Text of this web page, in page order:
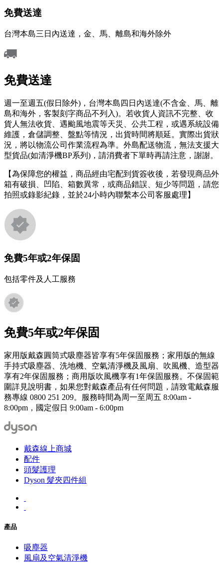
免費送達
台灣本島三日內送達，金、馬、離島和海外除外
免費送達
週一至週五(假日除外)，台灣本島四日內送達(不含金、馬、離
島和海外，客製刻字商品不列入)。若收貨人資訊不完整、收
貨人無法收貨、遇颱風地震等天災、公共工程，或遇系統設備
維護，倉儲調整、盤點等情況，出貨時間將順延。實際出貨狀
況，將以物流公司作業流程為準。外島配送物流，無法支援大
型貨品(如清淨機BP系列)，請消費者下單時再請注意，謝謝。
【為保障您的權益，商品經由宅配到貨簽收後，若發現商品外
箱有破損、凹陷、箱數異常，或商品錯誤、短少等問題，請您
拍照或錄影紀錄，並於24小時內聯繫本公司客服處理】
免費5年或2年保固
包括零件及人工服務
免費5年或2年保固
家用版戴森圓筒式吸塵器皆享有5年保固服務；家用版的無線
手持式吸塵器、洗地機、空氣清淨機及風扇、吹風機、造型器
享有2年保固服務；商用版吹風機享有1年保固服務。不保固範
圍詳見說明書，如果您對戴森產品有任何問題，請致電戴森服
務專線 0800 251 209。服務時間為周一至周五 8:00am -
8:00pm，國定假日 9:00am - 6:00pm
戴森線上商城
配件
頭髮護理
Dyson 髮夾四件組
產品
吸塵器
風扇及空氣清淨機